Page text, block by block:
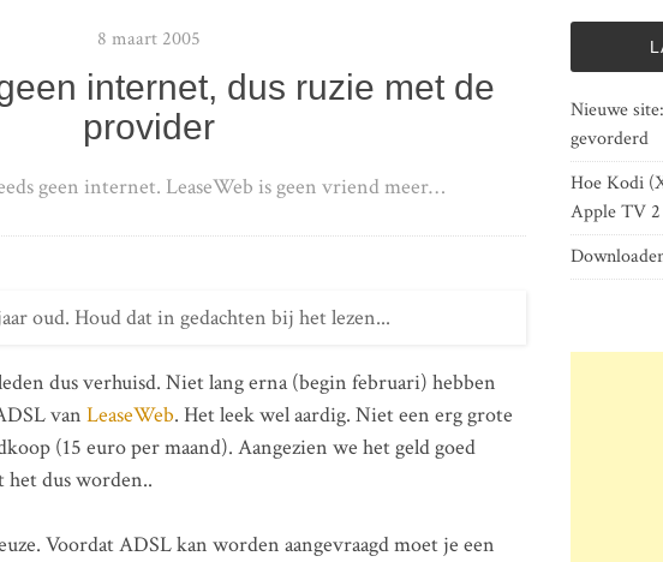
8 maart 2005
internet, dus ruzie met de
provider
geen internet. LeaseWeb is geen vriend meer…
oud. Houd dat in gedachten bij het lezen...
dus verhuisd. Niet lang erna (begin februari) hebben
van LeaseWeb. Het leek wel aardig. Niet een erg grote
(15 euro per maand). Aangezien we het geld goed
dus worden..
Voordat ADSL kan worden aangevraagd moet je een
Nieuwe
gevorderd
Hoe Kodi
Apple TV